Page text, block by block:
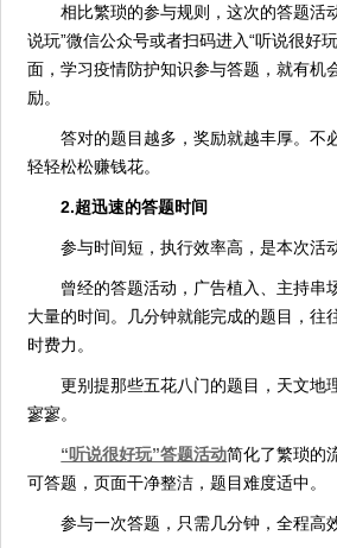
相比繁琐的参与规则，这次的答题活
说玩”微信公众号或者扫码进入“听说很好
面，学习疫情防护知识参与答题，就有机
励。
答对的题目越多，奖励就越丰厚。不
轻轻松松赚钱花。
2.超迅速的答题时间
参与时间短，执行效率高，是本次活
曾经的答题活动，广告植入、主持串
大量的时间。几分钟就能完成的题目，往
时费力。
更别提那些五花八门的题目，天文地
寥寥。
“听说很好玩”答题活动简化了繁琐的
可答题，页面干净整洁，题目难度适中。
参与一次答题，只需几分钟，全程高